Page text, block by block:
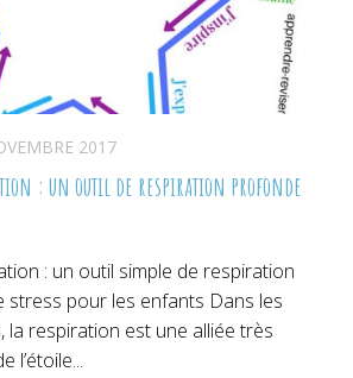
2017
: un outil de respiration profonde
: un outil simple de respiration
stress pour les enfants Dans les
la respiration est une alliée très
l’étoile...